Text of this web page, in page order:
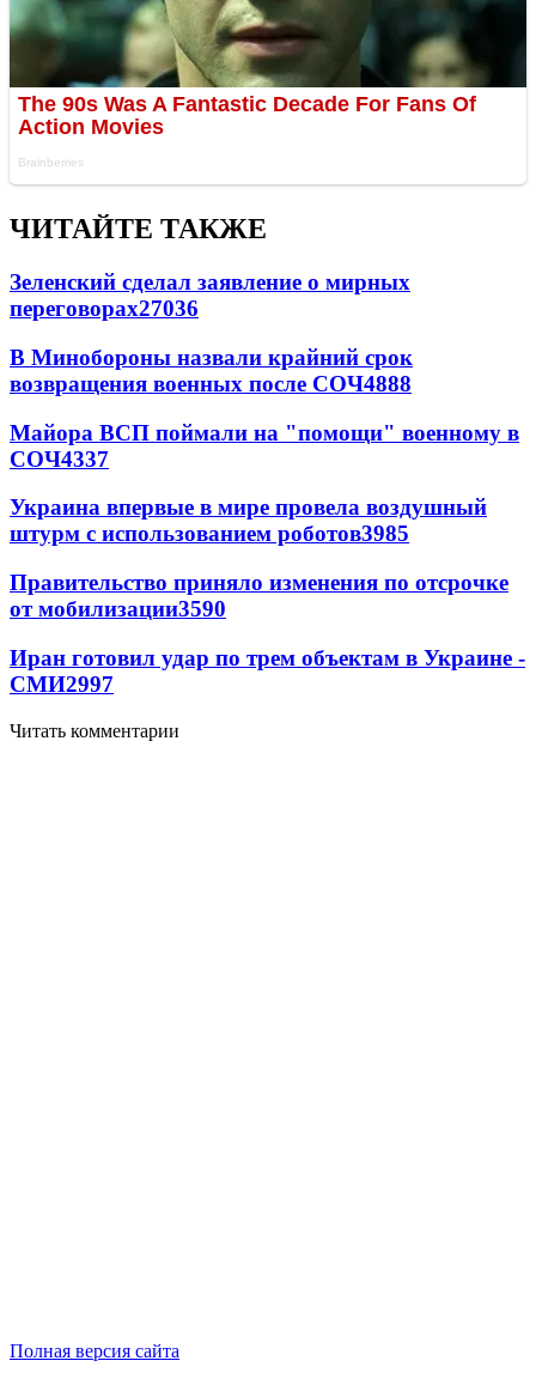
ЧИТАЙТЕ ТАКЖЕ
Зеленский сделал заявление о мирных
переговорах27036
В Минобороны назвали крайний срок
возвращения военных после СОЧ4888
Майора ВСП поймали на "помощи" военному в
СОЧ4337
Украина впервые в мире провела воздушный
штурм с использованием роботов3985
Правительство приняло изменения по отсрочке
от мобилизации3590
Иран готовил удар по трем объектам в Украине -
СМИ2997
Читать комментарии
Полная версия сайта